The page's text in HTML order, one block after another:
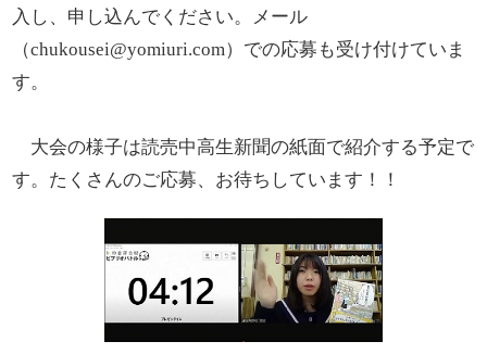
入し、申し込んでください。メール
（chukousei@yomiuri.com）での応募も受け付けていま
す。
大会の様子は読売中高生新聞の紙面で紹介する予定で
す。たくさんのご応募、お待ちしています！！